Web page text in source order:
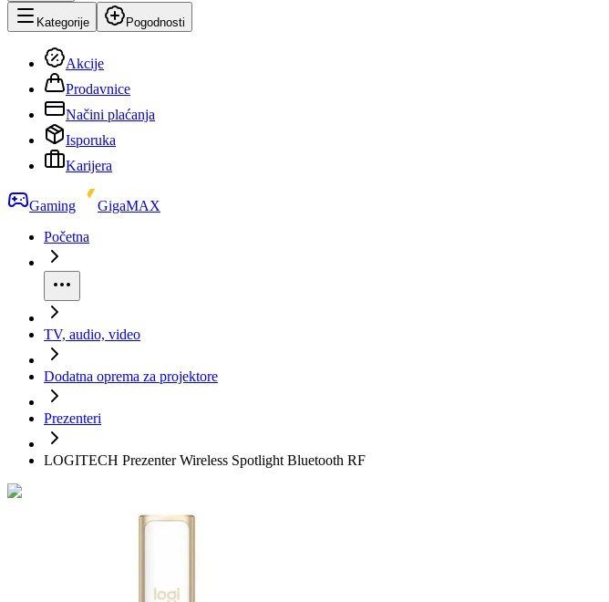
Kategorije Pogodnosti
Akcije
Prodavnice
Načini plaćanja
Isporuka
Karijera
Gaming
GigaMAX
Početna
TV, audio, video
Dodatna oprema za projektore
Prezenteri
LOGITECH Prezenter Wireless Spotlight Bluetooth RF